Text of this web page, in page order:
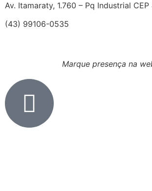
Av. Itamaraty, 1.760 – Pq Industrial
(43) 99106-0535
Marque presença na